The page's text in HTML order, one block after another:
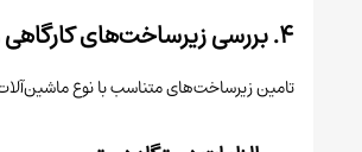
۴. بررسی زیرساخت‌های کارگاهی و هزینه‌های نگهداری (CAPEX)
تامین زیرساخت‌های متناسب با نوع